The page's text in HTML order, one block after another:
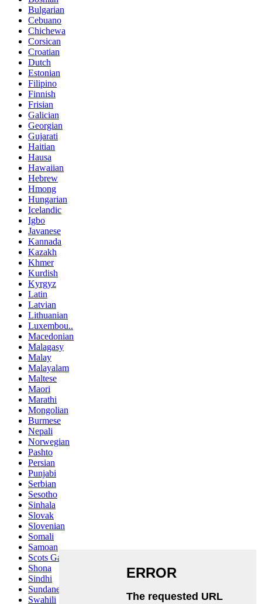
Bulgarian
Cebuano
Chichewa
Corsican
Croatian
Dutch
Estonian
Filipino
Finnish
Frisian
Galician
Georgian
Gujarati
Haitian
Hausa
Hawaiian
Hebrew
Hmong
Hungarian
Icelandic
Igbo
Javanese
Kannada
Kazakh
Khmer
Kurdish
Kyrgyz
Latin
Latvian
Lithuanian
Luxembou..
Macedonian
Malagasy
Malay
Malayalam
Maltese
Maori
Marathi
Mongolian
Burmese
Nepali
Norwegian
Pashto
Persian
Punjabi
Serbian
Sesotho
Sinhala
Slovak
Slovenian
Somali
Samoan
Scots Gaelic
Shona
Sindhi
Sundanese
Swahili